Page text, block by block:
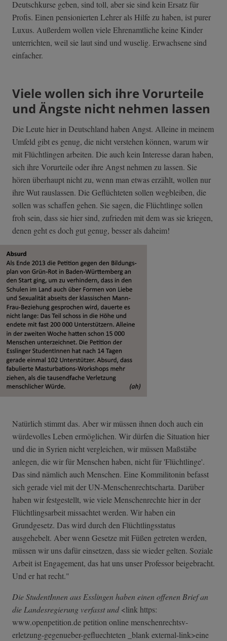
Deutschkurse geben, sind toll, aber sie sind kein Ersatz für
Profis. Einen pensionierten Lehrer als Hilfe zu haben, ist purer
Luxus. Außerdem wollen viele Ehrenamtliche keine Kinder
unterrichten, weil sie laut sind und wuselig. Erwachsene sind
einfacher.
Viele wollen sich ihre Vorurteile
und Ängste nicht nehmen lassen
Die Leute hier in Deutschland haben Angst. Alleine in meinem
Umfeld gibt es genug, die nicht verstehen können, warum wir
mit Flüchtlingen arbeiten. Die auch kein Interesse daran haben,
sich ihre Vorurteile oder ihre Angst nehmen zu lassen. Sie
hören überhaupt nicht zu, wenn man etwas erzählt, wollen nur
ihre Wut rauslassen. Die Geflüchteten sollen wegbleiben, die
sollen was schaffen gehen. Sie sagen, die Flüchtlinge sollen
froh sein, dass sie hier sind, zufrieden mit dem was sie kriegen,
denen geht es doch gut genug, besser als daheim!
Natürlich stimmt das. Aber wir müssen ihnen doch auch ein
würdevolles Leben ermöglichen. Wir dürfen die Situation hier
und die in Syrien nicht vergleichen, wir müssen Maßstäbe
anlegen, die wir für Menschen haben, nicht für 'Flüchtlinge'.
Das sind nämlich auch Menschen. Eine Kommilitonin befasst
sich gerade viel mit der UN-Menschenrechtscharta. Darüber
haben wir festgestellt, wie viele Menschenrechte hier in der
Flüchtlingsarbeit missachtet werden. Wir haben ein
Grundgesetz. Das wird durch den Flüchtlingsstatus
ausgehebelt. Aber wenn Gesetze mit Füßen getreten werden,
müssen wir uns dafür einsetzen, dass sie wieder gelten. Soziale
Arbeit ist Engagement, das hat uns unser Professor beigebracht.
Und er hat recht."
Die StudentInnen aus Esslingen haben einen offenen Brief an
die Landesregierung verfasst und<link https:
www.openpetition.de petition online menschenrechtsv­
erletzung-gegen­ueber-gefluecht­eten _blank external-link>eine